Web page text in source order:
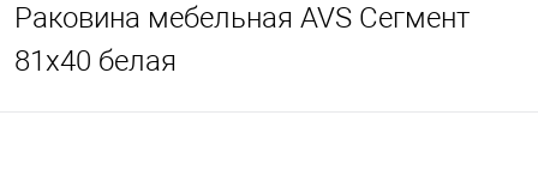
Раковина мебельная AVS Сегмент
81x40 белая